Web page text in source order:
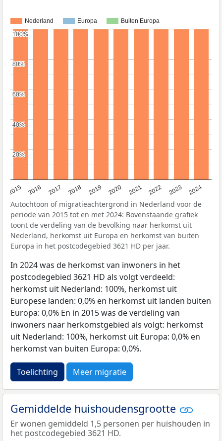
Nederland Europa Buiten Europa
2015 2016 2017 2018 2019 2020 2021 2022 2023 2024
20%
20%
40%
40%
60%
60%
80%
80%
100%
100%
Autochtoon of migratieachtergrond in Nederland voor de
periode van 2015 tot en met 2024: Bovenstaande grafiek
toont de verdeling van de bevolking naar herkomst uit
Nederland, herkomst uit Europa en herkomst van buiten
Europa in het postcodegebied 3621 HD per jaar.
In 2024 was de herkomst van inwoners in het
postcodegebied 3621 HD als volgt verdeeld:
herkomst uit Nederland: 100%, herkomst uit
Europese landen: 0,0% en herkomst uit landen buiten
Europa: 0,0% En in 2015 was de verdeling van
inwoners naar herkomstgebied als volgt: herkomst
uit Nederland: 100%, herkomst uit Europa: 0,0% en
herkomst van buiten Europa: 0,0%.
Toelichting Meer migratie
Gemiddelde huishoudensgrootte
Er wonen gemiddeld 1,5 personen per huishouden in
het postcodegebied 3621 HD.